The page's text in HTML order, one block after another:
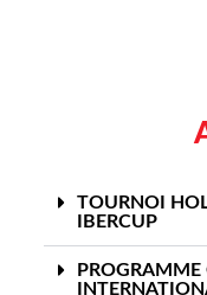
TOURNOI
IBERCUP